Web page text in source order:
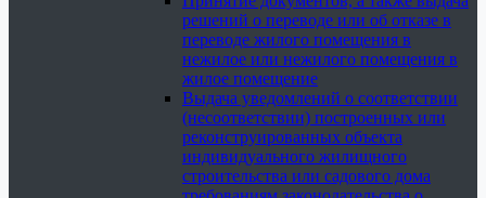
решений о переводе или об отказе в
переводе жилого помещения в
нежилое или нежилого помещения в
жилое помещение
Выдача уведомлений о соответствии
(несоответствии) построенных или
реконструированных объекта
индивидуального жилищного
строительства или садового дома